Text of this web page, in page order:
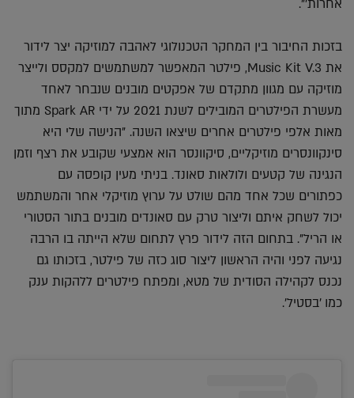
אחרות'".
בזכות החיבור בין המחקר הטכנולוגי לאהבה למוזיקה יצר לידור
את Music Kit V.3, פילטר המאפשר למשתמשים למקסס ולייצר
מוזיקה עם מגוון מתקדם של אפקטים מובנים שנבחר לאחד
מעשרת הפילטרים המובילים לשנת 2021 על ידי Spark AR מתוך
מאות אלפי פילטרים אחרים שיצאו השנה. "הנישה שלי היא
סינקוונסרים מוזיקליים, סיקוונסר הוא אמצעי שקובע את רצף וזמן
הנגינה של קטעים ולולאות סאונד. בניתי מעין קופסה עם
כפתורים שכל אחד מהם שולט על ערוץ מוזיקלי אחר והמשתמש
יכול לשחק איתם וליצור טרק עם סאונדים מובנים בתור הסטורי
או הריל". בתחום הזה לידור פרץ לתחום שלא הייתה בו הרבה
נגיעה לפני והיה הראשון ליצור סוג כזה של פילטר, בזכותו גם
נכנס לקהילה הסודית של מטא, ומפתח פילטרים ללהקות ענק
כמו 'בסטיל'.